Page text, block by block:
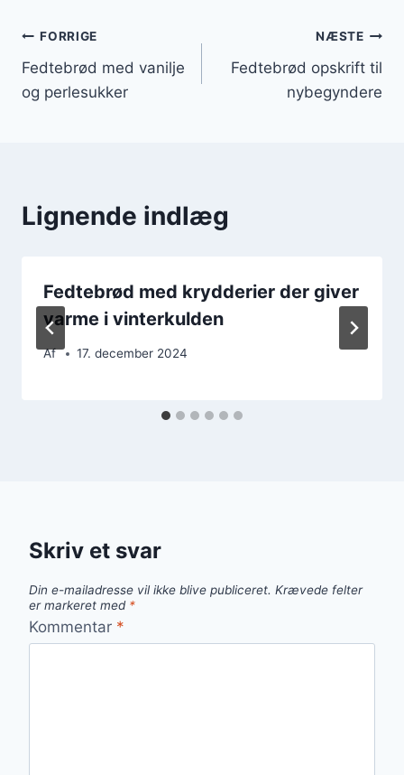
Indlægsnavigation
FORRIGE
Fedtebrød med vanilje
og perlesukker
NÆSTE
Fedtebrød opskrift til
nybegyndere
Lignende indlæg
Fedtebrød med krydderier der giver
varme i vinterkulden
Af 17. december 2024
Skriv et svar
Din e-mailadresse vil ikke blive publiceret. Krævede felter
er markeret med *
Kommentar *